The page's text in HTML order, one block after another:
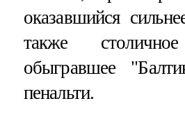
оказавшийся
также
обыгравшее
пенальти.